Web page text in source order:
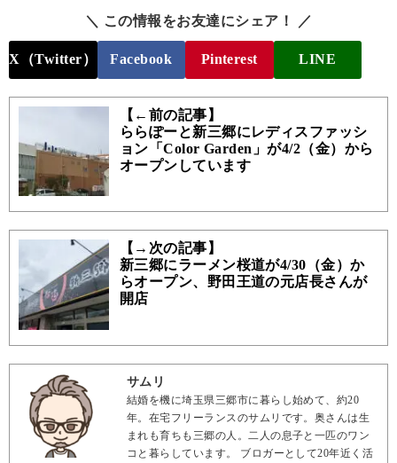
＼ この情報をお友達にシェア！ ／
X（Twitter） Facebook Pinterest LINE
【←前の記事】
ららぽーと新三郷にレディスファッシ
ョン「Color Garden」が4/2（金）から
オープンしています
【→次の記事】
新三郷にラーメン桜道が4/30（金）か
らオープン、野田王道の元店長さんが
開店
サムリ
結婚を機に埼玉県三郷市に暮らし始めて、約20
年。在宅フリーランスのサムリです。奥さんは生
まれも育ちも三郷の人。二人の息子と一匹のワン
コと暮らしています。 ブロガーとして20年近く活